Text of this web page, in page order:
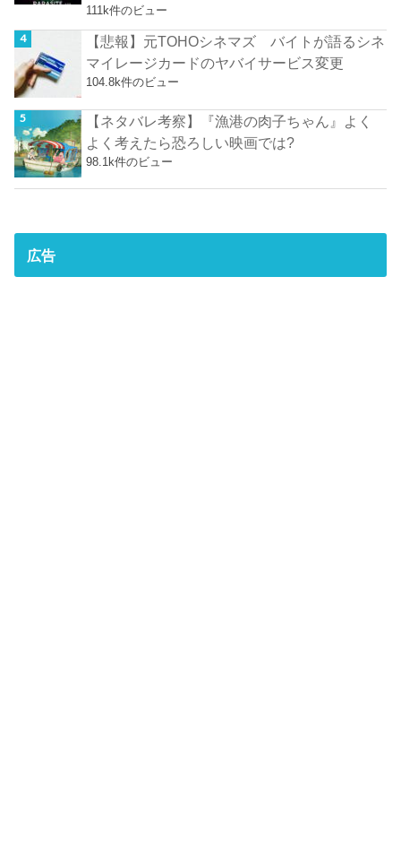
111k件のビュー
【悲報】元TOHOシネマズ バイトが語るシネ
マイレージカードのヤバイサービス変更
104.8k件のビュー
【ネタバレ考察】『漁港の肉子ちゃん』よく
よく考えたら恐ろしい映画では?
98.1k件のビュー
広告